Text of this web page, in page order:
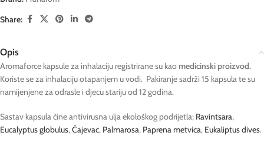
Share:
Opis
Aromaforce kapsule za inhalaciju registrirane su kaomedicinski proizvod.
Koriste se za inhalaciju otapanjem u vodi. Pakiranje sadrži 15 kapsula te su
namijenjene za odrasle i djecu stariju od 12 godina.
Sastav kapsula čine antivirusna ulja ekološkog podrijetla; Ravintsara,
Eucalyptus globulus,Čajevac, Palmarosa, Paprena metvica, Eukaliptus dives.